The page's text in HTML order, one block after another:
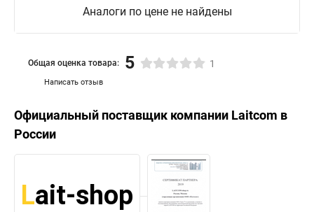
Аналоги по цене не найдены
Написать отзыв
Общая оценка товара: 5 1
Официальный поставщик компании Laitcom в
России